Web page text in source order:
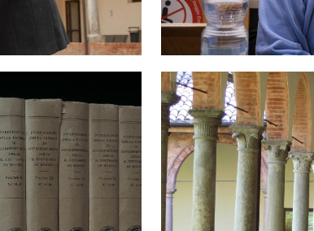
Immagine